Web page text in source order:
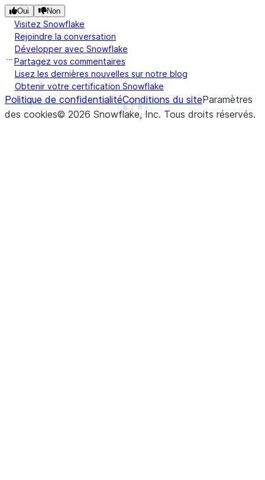
Show less
See more
Oui Non
Visitez Snowflake
Rejoindre la conversation
Développer avec Snowflake
Partagez vos commentaires
Lisez les dernières nouvelles sur notre blog
Obtenir votre certification Snowflake
Politique de confidentialitéConditions du siteParamètres
des cookies© 2026 Snowflake, Inc. Tous droits réservés.